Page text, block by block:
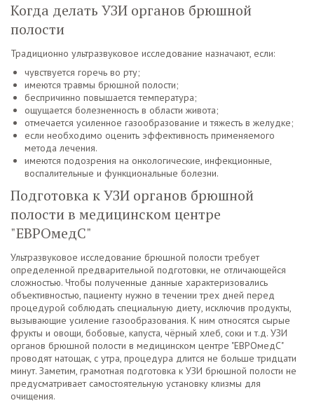
Когда делать УЗИ органов брюшной
полости
Традиционно ультразвуковое исследование назначают, если:
чувствуется горечь во рту;
имеются травмы брюшной полости;
беспричинно повышается температура;
ощущается болезненность в области живота;
отмечается усиленное газообразование и тяжесть в желудке;
если необходимо оценить эффективность применяемого
метода лечения.
имеются подозрения на онкологические, инфекционные,
воспалительные и функциональные болезни.
Подготовка к УЗИ органов брюшной
полости в медицинском центре
"ЕВРОмедС"
Ультразвуковое исследование брюшной полости требует
определенной предварительной подготовки, не отличающейся
сложностью. Чтобы полученные данные характеризовались
объективностью, пациенту нужно в течении трех дней перед
процедурой соблюдать специальную диету, исключив продукты,
вызывающие усиление газообразования. К ним относятся сырые
фрукты и овощи, бобовые, капуста, чёрный хлеб, соки и т.д. УЗИ
органов брюшной полости в медицинском центре "ЕВРОмедС"
проводят натощак, с утра, процедура длится не больше тридцати
минут. Заметим, грамотная подготовка к УЗИ брюшной полости не
предусматривает самостоятельную установку клизмы для
очищения.